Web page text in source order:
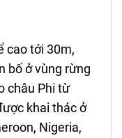
cao tới 30m,
bố ở vùng rừng
châu Phi từ
khai thác ở
Nigeria,